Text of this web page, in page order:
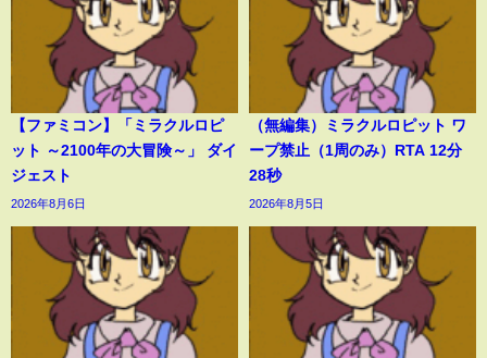
【ファミコン】「ミラクルロピ
ット ～2100年の大冒険～」 ダイ
ジェスト
2026年8月6日
（無編集）ミラクルロピット ワ
ープ禁止（1周のみ）RTA 12分
28秒
2026年8月5日